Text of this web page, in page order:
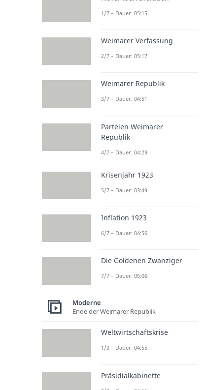
1/7 – Dauer: 05:15
Weimarer Verfassung
2/7 – Dauer: 05:17
Weimarer Republik
3/7 – Dauer: 04:51
Parteien Weimarer
Republik
4/7 – Dauer: 04:29
Krisenjahr 1923
5/7 – Dauer: 03:49
Inflation 1923
6/7 – Dauer: 04:56
Die Goldenen Zwanziger
7/7 – Dauer: 05:06
Moderne
Ende der Weimarer Republik
Weltwirtschaftskrise
1/3 – Dauer: 04:55
Präsidialkabinette